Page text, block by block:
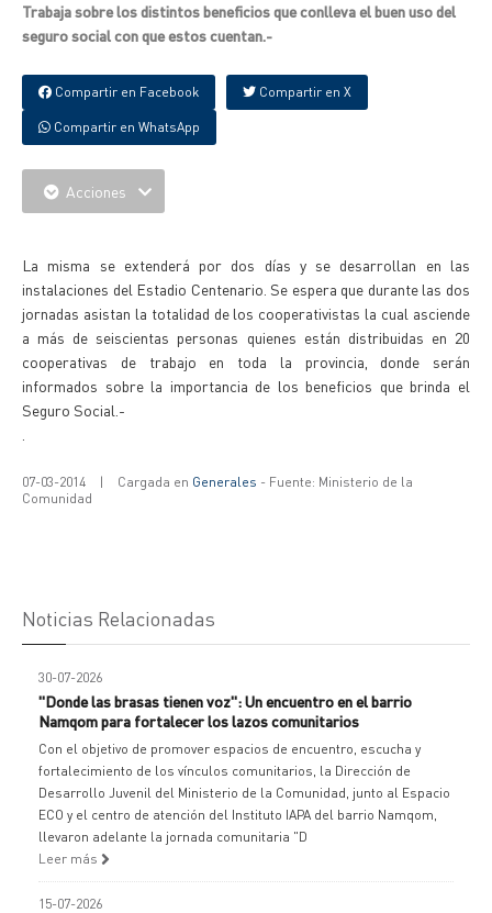
Trabaja sobre los distintos beneficios que conlleva el buen uso del
seguro social con que estos cuentan.-
Compartir en Facebook Compartir en X
Compartir en WhatsApp
Acciones
La misma se extenderá por dos días y se desarrollan en las
instalaciones del Estadio Centenario. Se espera que durante las dos
jornadas asistan la totalidad de los cooperativistas la cual asciende
a más de seiscientas personas quienes están distribuidas en 20
cooperativas de trabajo en toda la provincia, donde serán
informados sobre la importancia de los beneficios que brinda el
Seguro Social.-
07-03-2014 | Cargada en Generales - Fuente: Ministerio de la
Comunidad
Noticias Relacionadas
30-07-2026
"Donde las brasas tienen voz": Un encuentro en el barrio
Namqom para fortalecer los lazos comunitarios
Con el objetivo de promover espacios de encuentro, escucha y
fortalecimiento de los vínculos comunitarios, la Dirección de
Desarrollo Juvenil del Ministerio de la Comunidad, junto al Espacio
ECO y el centro de atención del Instituto IAPA del barrio Namqom,
llevaron adelante la jornada comunitaria "D
Leer más
15-07-2026